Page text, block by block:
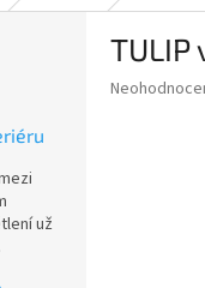
už
Průměrné